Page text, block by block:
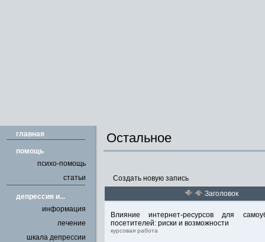
главная
помощь
психо-помощь
статьи
депрессия и...
информация
лечение
шкала депрессии
Остальное
Создать новую запись
Заголовок
Влияние интернет-ресурсов для
посетителей: риски и возможности
курсовая работа